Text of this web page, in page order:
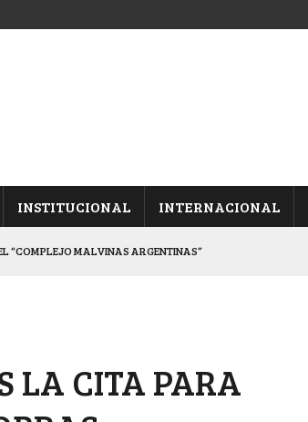
INSTITUCIONAL INTERNACIONAL
“COMPLEJO MALVINAS ARGENTINAS”
EN PAMPA
LA CITA PARA